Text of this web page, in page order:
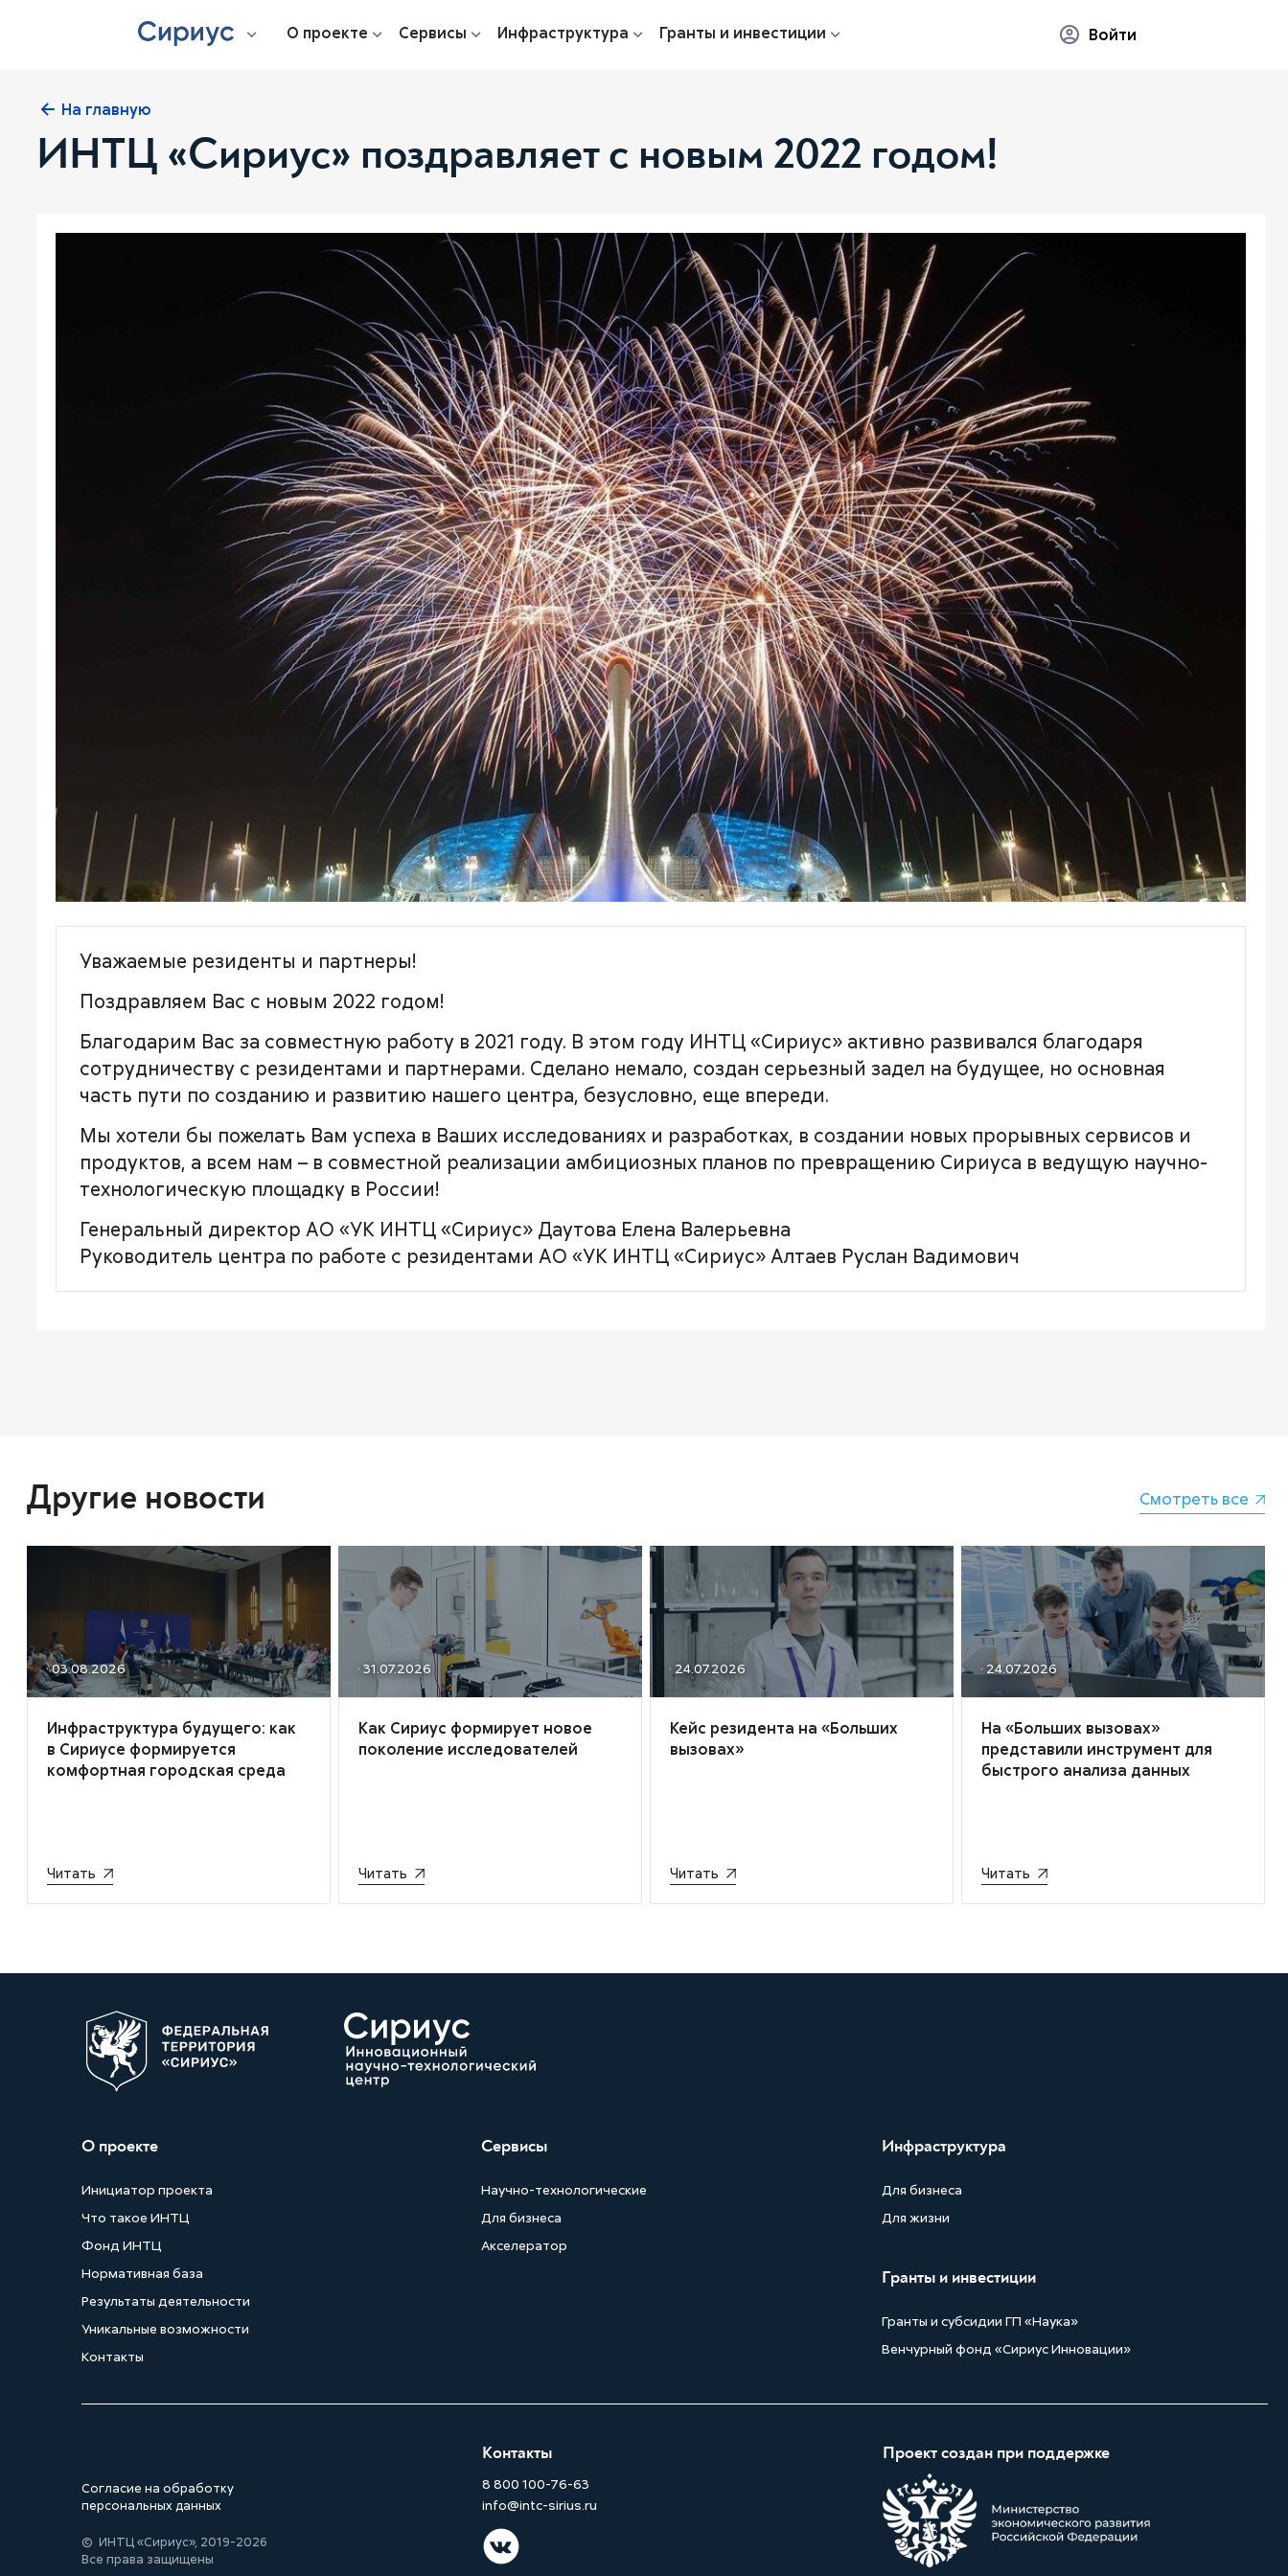
О проекте Сервисы Инфраструктура Гранты и инвестиции Войти
На главную
ИНТЦ «Сириус» поздравляет с новым 2022 годом!
Уважаемые резиденты и партнеры!
Поздравляем Вас с новым 2022 годом!
Благодарим Вас за совместную работу в 2021 году. В этом году ИНТЦ «Сириус» активно развивался благодаря
сотрудничеству с резидентами и партнерами. Сделано немало, создан серьезный задел на будущее, но основная
часть пути по созданию и развитию нашего центра, безусловно, еще впереди.
Мы хотели бы пожелать Вам успеха в Ваших исследованиях и разработках, в создании новых прорывных сервисов и
продуктов, а всем нам – в совместной реализации амбициозных планов по превращению Сириуса в ведущую научно-
технологическую площадку в России!
Генеральный директор АО «УК ИНТЦ «Сириус» Даутова Елена Валерьевна
Руководитель центра по работе с резидентами АО «УК ИНТЦ «Сириус» Алтаев Руслан Вадимович
Другие новости Смотреть все
· 03.08.2026
Инфраструктура будущего: как
в Сириусе формируется
комфортная городская среда
Читать
· 31.07.2026
Как Сириус формирует новое
поколение исследователей
Читать
· 24.07.2026
Кейс резидента на «Больших
вызовах»
Читать
· 24.07.2026
На «Больших вызовах»
представили инструмент для
быстрого анализа данных
Читать
О проекте
Инициатор проекта
Что такое ИНТЦ
Фонд ИНТЦ
Нормативная база
Результаты деятельности
Уникальные возможности
Контакты
Сервисы
Научно-технологические
Для бизнеса
Акселератор
Инфраструктура
Для бизнеса
Для жизни
Гранты и инвестиции
Гранты и субсидии ГП «Наука»
Венчурный фонд «Сириус Инновации»
Согласие на обработку
персональных данных
© ИНТЦ «Сириус», 2019-2026
Все права защищены
Контакты
8 800 100-76-63
info@intc-sirius.ru
Проект создан при поддержке